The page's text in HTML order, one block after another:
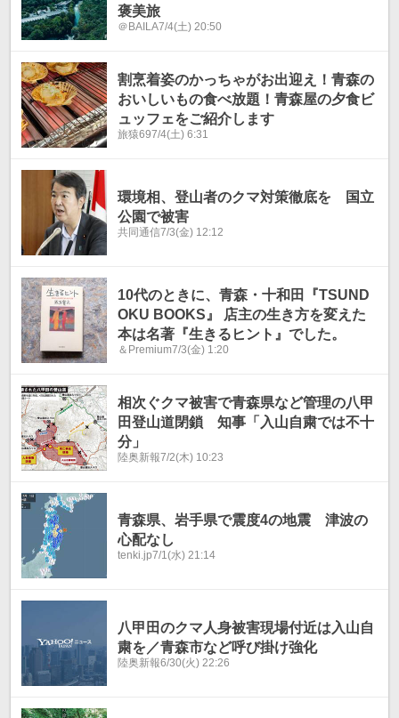
褒美旅
＠BAILA7/4(土) 20:50
割烹着姿のかっちゃがお出迎え！青森の
おいしいもの食べ放題！青森屋の夕食ビ
ュッフェをご紹介します
旅猿697/4(土) 6:31
環境相、登山者のクマ対策徹底を 国立
公園で被害
共同通信7/3(金) 12:12
10代のときに、青森・十和田『TSUND
OKU BOOKS』 店主の生き方を変えた
本は名著『生きるヒント』でした。
＆Premium7/3(金) 1:20
相次ぐクマ被害で青森県など管理の八甲
田登山道閉鎖 知事「入山自粛では不十
分」
陸奥新報7/2(木) 10:23
青森県、岩手県で震度4の地震 津波の
心配なし
tenki.jp7/1(水) 21:14
八甲田のクマ人身被害現場付近は入山自
粛を／青森市など呼び掛け強化
陸奥新報6/30(火) 22:26